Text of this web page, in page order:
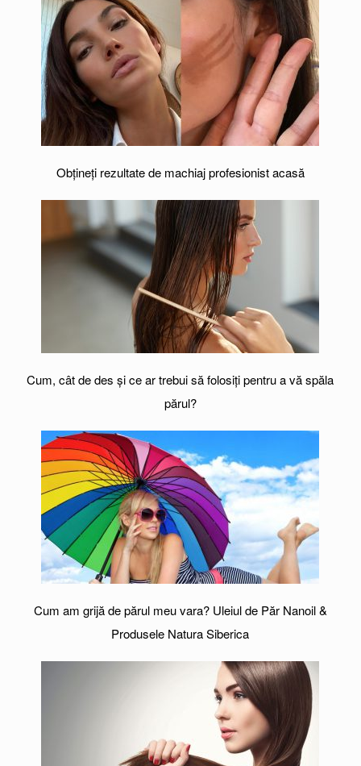
Obțineți rezultate de machiaj profesionist acasă
Cum, cât de des și ce ar trebui să folosiți pentru a vă spăla
părul?
Cum am grijă de părul meu vara? Uleiul de Păr Nanoil &
Produsele Natura Siberica